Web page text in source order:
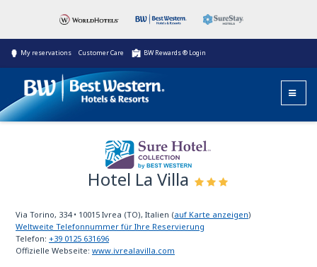
My reservations Customer Care BW Rewards ® Login
Sure Hotel
Hotel La Villa
Via Torino, 334• 10015 Ivrea (TO), Italien (auf Karte anzeigen)
Weltweite Telefonnummer für Ihre Reservierung
Telefon: +39 0125 631696
Offizielle Webseite: www.ivrealavilla.com